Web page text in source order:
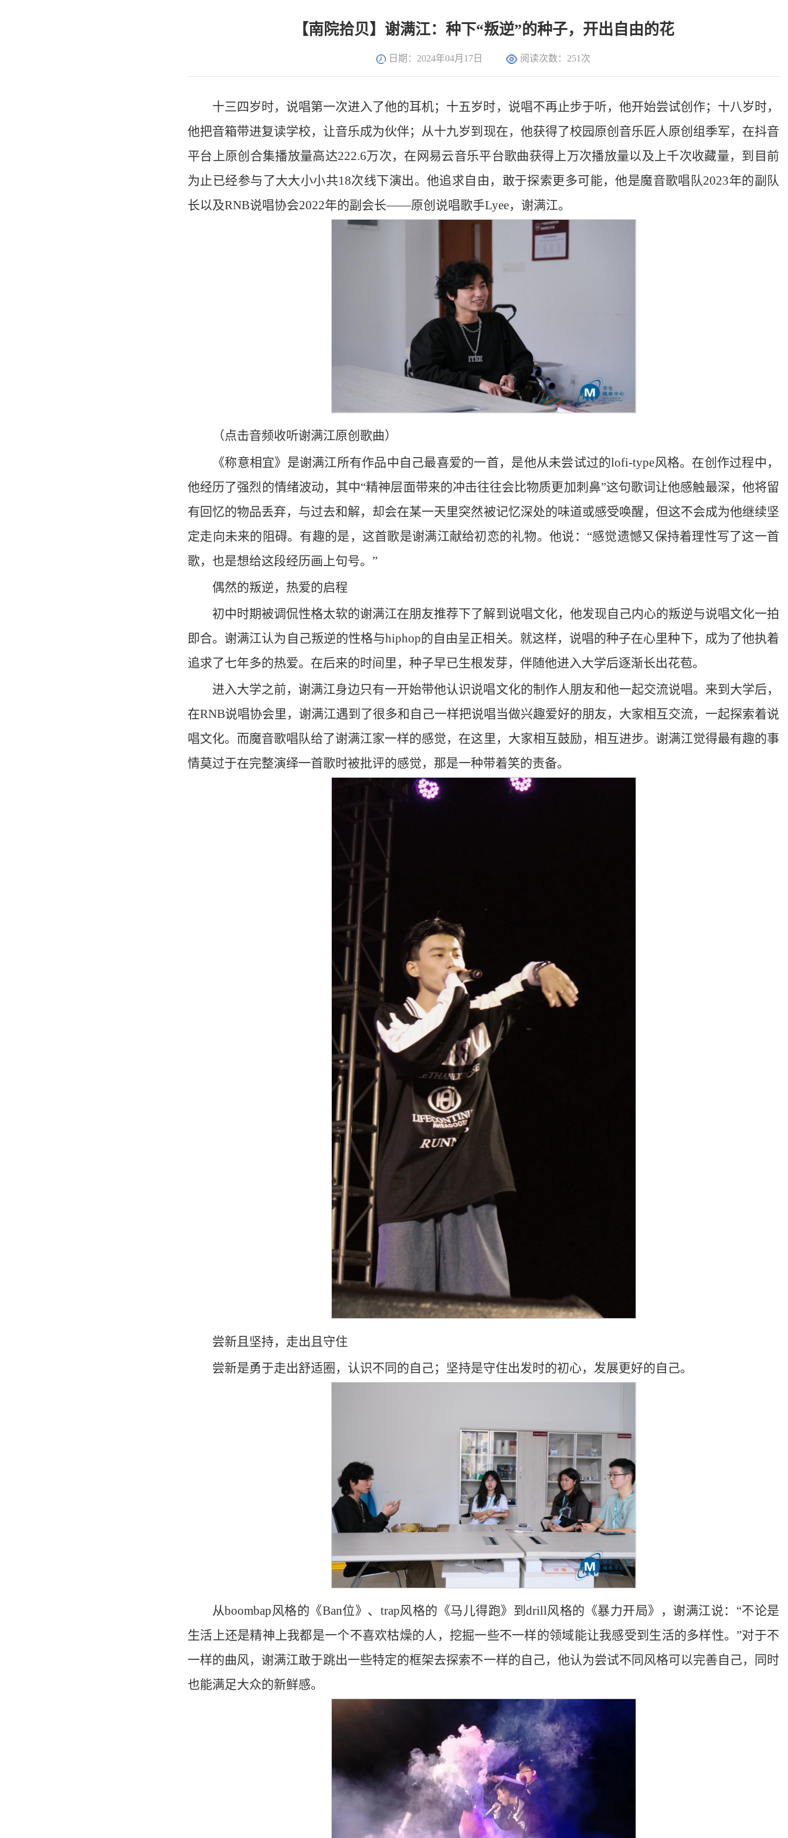
【南院拾贝】谢满江：种下“叛逆”的种子，开出自由的花
日期：2024年04月17日 阅读次数： 251 次
十三四岁时，说唱第一次进入了他的耳机；十五岁时，说唱不再止步于听，他开始尝试创作；十八岁时，
他把音箱带进复读学校，让音乐成为伙伴；从十九岁到现在，他获得了校园原创音乐匠人原创组季军，在抖音
平台上原创合集播放量高达222.6万次，在网易云音乐平台歌曲获得上万次播放量以及上千次收藏量，到目前
为止已经参与了大大小小共18次线下演出。他追求自由，敢于探索更多可能，他是魔音歌唱队2023年的副队
长以及RNB说唱协会2022年的副会长——原创说唱歌手Lyee，谢满江。
（点击音频收听谢满江原创歌曲）
《称意相宜》是谢满江所有作品中自己最喜爱的一首，是他从未尝试过的lofi-type风格。在创作过程中，
他经历了强烈的情绪波动，其中“精神层面带来的冲击往往会比物质更加刺鼻”这句歌词让他感触最深，他将留
有回忆的物品丢弃，与过去和解，却会在某一天里突然被记忆深处的味道或感受唤醒，但这不会成为他继续坚
定走向未来的阻碍。有趣的是，这首歌是谢满江献给初恋的礼物。他说：“感觉遗憾又保持着理性写了这一首
歌，也是想给这段经历画上句号。”
偶然的叛逆，热爱的启程
初中时期被调侃性格太软的谢满江在朋友推荐下了解到说唱文化，他发现自己内心的叛逆与说唱文化一拍
即合。谢满江认为自己叛逆的性格与hiphop的自由呈正相关。就这样，说唱的种子在心里种下，成为了他执着
追求了七年多的热爱。在后来的时间里，种子早已生根发芽，伴随他进入大学后逐渐长出花苞。
进入大学之前，谢满江身边只有一开始带他认识说唱文化的制作人朋友和他一起交流说唱。来到大学后，
在RNB说唱协会里，谢满江遇到了很多和自己一样把说唱当做兴趣爱好的朋友，大家相互交流，一起探索着说
唱文化。而魔音歌唱队给了谢满江家一样的感觉，在这里，大家相互鼓励，相互进步。谢满江觉得最有趣的事
情莫过于在完整演绎一首歌时被批评的感觉，那是一种带着笑的责备。
尝新且坚持，走出且守住
尝新是勇于走出舒适圈，认识不同的自己；坚持是守住出发时的初心，发展更好的自己。
从boombap风格的《Ban位》、trap风格的《马儿得跑》到drill风格的《暴力开局》，谢满江说：“不论是
生活上还是精神上我都是一个不喜欢枯燥的人，挖掘一些不一样的领域能让我感受到生活的多样性。”对于不
一样的曲风，谢满江敢于跳出一些特定的框架去探索不一样的自己，他认为尝试不同风格可以完善自己，同时
也能满足大众的新鲜感。